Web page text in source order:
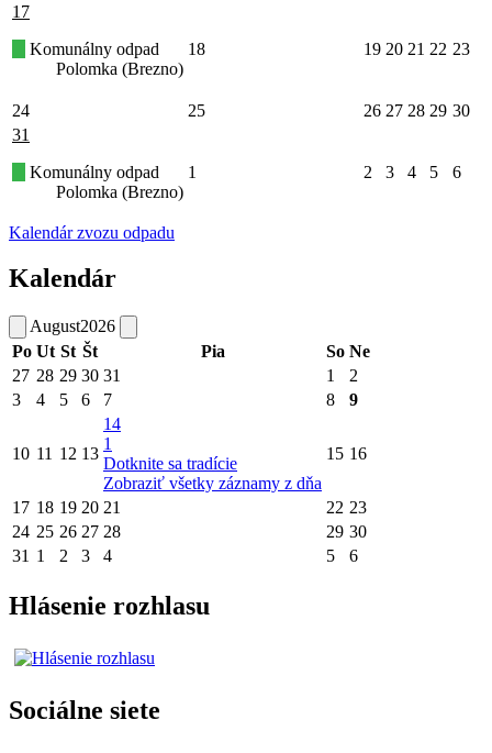
17
Komunálny odpad
Polomka (Brezno)
18 19 20 21 22 23
24 25 26 27 28 29 30
31
Komunálny odpad
Polomka (Brezno)
1 2 3 4 5 6
Kalendár zvozu odpadu
Kalendár
August2026
Po Ut St Št Pia So Ne
27 28 29 30 31 1
2
3
4 5 6 7 8 9
10 11 12 13
14
1
Dotknite sa tradície
Zobraziť všetky záznamy z dňa
15 16
17 18 19 20 21 22 23
24 25 26 27 28 29 30
31 1 2 3 4 5 6
Hlásenie rozhlasu
Sociálne siete